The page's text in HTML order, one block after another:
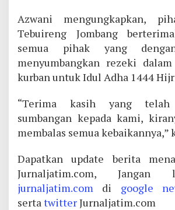
Azwani mengungkapkan,
Tebuireng Jombang
semua pihak yang
menyumbangkan rezeki
kurban untuk Idul Adha 1444
“Terima kasih yang telah
sumbangan kepada kami,
membalas semua kebaikannya,”
Dapatkan update berita
Jurnaljatim.com,
jurnaljatim.com di google
sertatwitterJurnaljatim.com